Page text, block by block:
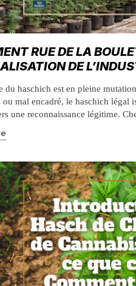
RUE DE LA
DE
du haschich est en pleine
ou mal encadré, le haschich légal
une reconnaissance légitime.